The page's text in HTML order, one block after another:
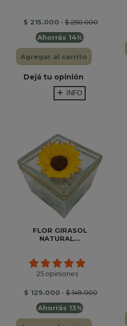
$ 215.000 - $ 250.000
Ahorrás 14%
Agregar al carrito
Dejá tu opinión
INFO
FLOR GIRASOL
NATURAL...
25 opiniones
$ 129.000 - $ 149.000
Ahorrás 13%